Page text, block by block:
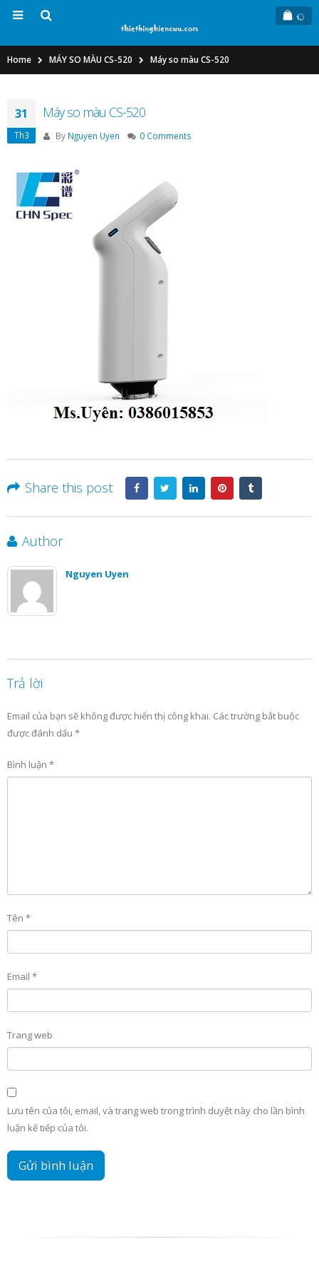
Home MÁY SO MÀU CS-520 Máy so màu CS-520
31
Th3
Máy so màu CS-520
By Nguyen Uyen 0 Comments
Share this post
Author
Nguyen Uyen
Trả lời
Email của bạn sẽ không được hiển thị công khai. Các trường bắt buộc
được đánh dấu *
Bình luận *
Tên *
Email *
Trang web
Lưu tên của tôi, email, và trang web trong trình duyệt này cho lần bình
luận kế tiếp của tôi.